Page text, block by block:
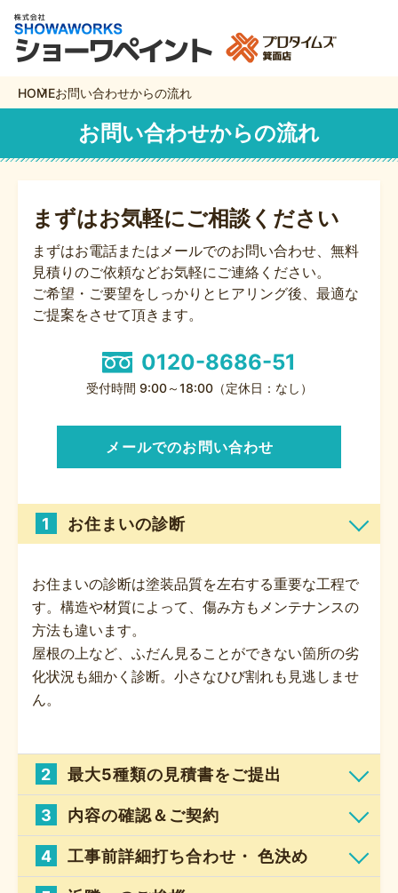
HOMEお問い合わせからの流れ
お問い合わせからの流れ
まずはお気軽にご相談ください
まずはお電話またはメールでのお問い合わせ、無料
見積りのご依頼などお気軽にご連絡ください。
ご希望・ご要望をしっかりとヒアリング後、最適な
ご提案をさせて頂きます。
0120-8686-51
受付時間 9:00～18:00（定休日：なし）
メールでのお問い合わせ
1 お住まいの診断
お住まいの診断は塗装品質を左右する重要な工程で
す。構造や材質によって、傷み方もメンテナンスの
方法も違います。
屋根の上など、ふだん見ることができない箇所の劣
化状況も細かく診断。小さなひび割れも見逃しませ
ん。
2 最大5種類の見積書をご提出
3 内容の確認＆ご契約
4 工事前詳細打ち合わせ・ 色決め